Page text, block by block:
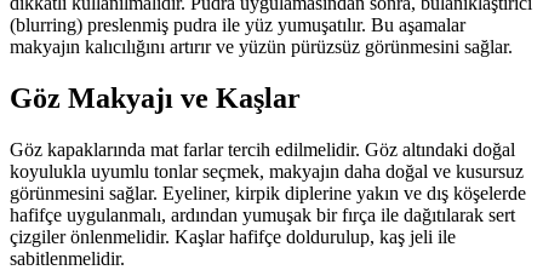
(blurring) preslenmiş pudra ile yüz yumuşatılır. Bu aşamalar
makyajın kalıcılığını artırır ve yüzün pürüzsüz görünmesini sağlar.
Göz Makyajı ve Kaşlar
Göz kapaklarında mat farlar tercih edilmelidir. Göz altındaki doğal
koyulukla uyumlu tonlar seçmek, makyajın daha doğal ve kusursuz
görünmesini sağlar. Eyeliner, kirpik diplerine yakın ve dış köşelerde
hafifçe uygulanmalı, ardından yumuşak bir fırça ile dağıtılarak sert
çizgiler önlenmelidir. Kaşlar hafifçe doldurulup, kaş jeli ile
sabitlenmelidir.